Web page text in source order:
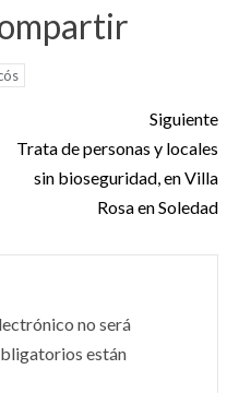
Siguiente
Trata de personas y locales
sin bioseguridad, en Villa
Rosa en Soledad
no será
están